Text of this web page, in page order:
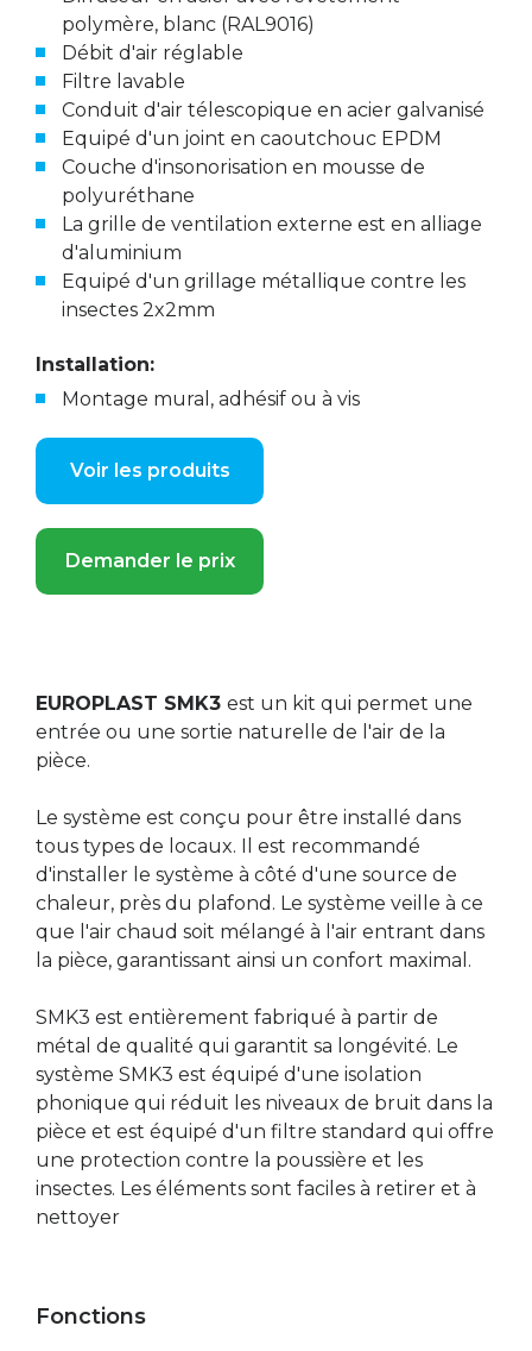
polymère, blanc (RAL9016)
Débit d'air réglable
Filtre lavable
Conduit d'air télescopique en acier galvanisé
Equipé d'un joint en caoutchouc EPDM
Couche d'insonorisation en mousse de
polyuréthane
La grille de ventilation externe est en alliage
d'aluminium
Equipé d'un grillage métallique contre les
insectes 2x2mm
Installation:
Montage mural, adhésif ou à vis
Voir les produits
Demander le prix
EUROPLAST SMK3 est un kit qui permet une
entrée ou une sortie naturelle de l'air de la
pièce.
Le système est conçu pour être installé dans
tous types de locaux. Il est recommandé
d'installer le système à côté d'une source de
chaleur, près du plafond. Le système veille à ce
que l'air chaud soit mélangé à l'air entrant dans
la pièce, garantissant ainsi un confort maximal.
SMK3 est entièrement fabriqué à partir de
métal de qualité qui garantit sa longévité. Le
système SMK3 est équipé d'une isolation
phonique qui réduit les niveaux de bruit dans la
pièce et est équipé d'un filtre standard qui offre
une protection contre la poussière et les
insectes. Les éléments sont faciles à retirer et à
nettoyer
Fonctions